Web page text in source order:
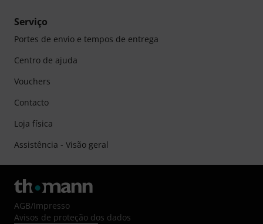
Serviço
Portes de envio e tempos de entrega
Centro de ajuda
Vouchers
Contacto
Loja física
Assistência - Visão geral
AGB/Impresso
Avisos de proteção dos dados